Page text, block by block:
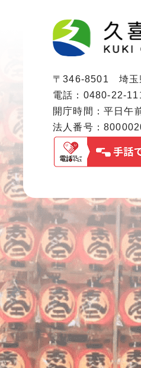
〒346-8501 埼玉
電話：0480-22-
開庁時間：平日午
法人番号：